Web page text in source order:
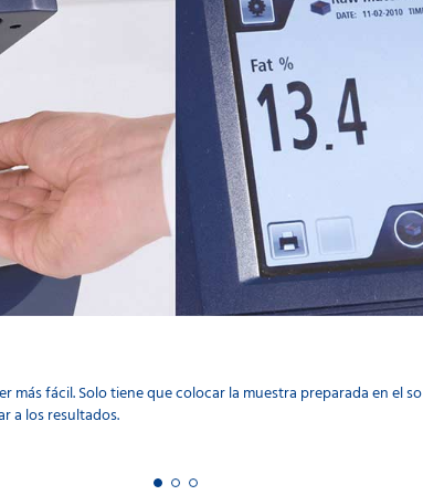
más fácil. Solo tiene que colocar la muestra preparada en el
a los resultados.